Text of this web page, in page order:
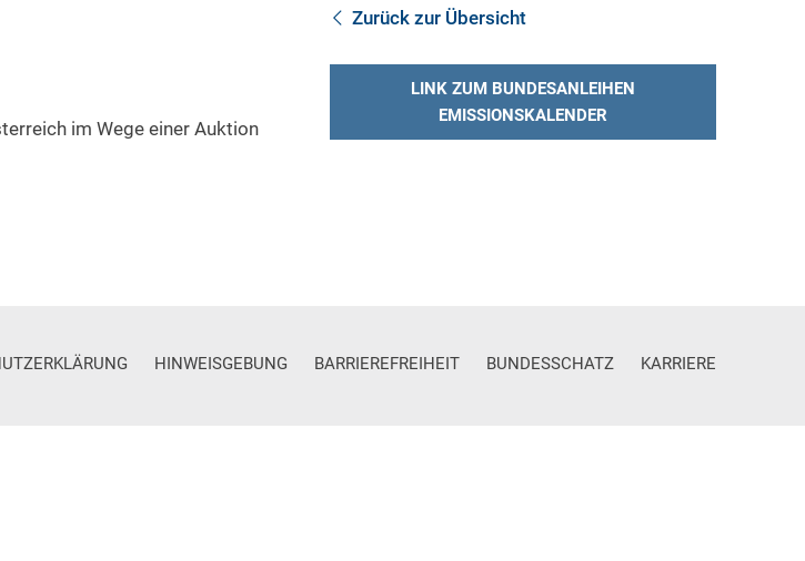
im Wege einer Auktion
Zurück zur Übersicht
LINK ZUM BUNDESANLEIHEN
EMISSIONSKALENDER
HINWEISGEBUNG BARRIEREFREIHEIT BUNDESSCHATZ KARRIERE